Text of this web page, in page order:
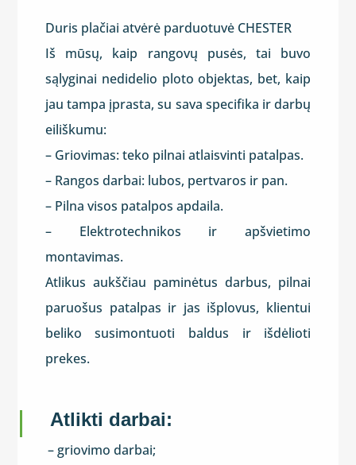
Duris plačiai atvėrė parduotuvė CHESTER
Iš mūsų, kaip rangovų pusės, tai buvo
sąlyginai nedidelio ploto objektas, bet, kaip
jau tampa įprasta, su sava specifika ir darbų
eiliškumu:
– Griovimas: teko pilnai atlaisvinti patalpas.
– Rangos darbai: lubos, pertvaros ir pan.
– Pilna visos patalpos apdaila.
– Elektrotechnikos ir apšvietimo
montavimas.
Atlikus aukščiau paminėtus darbus, pilnai
paruošus patalpas ir jas išplovus, klientui
beliko susimontuoti baldus ir išdėlioti
prekes.
Atlikti darbai:
– griovimo darbai;